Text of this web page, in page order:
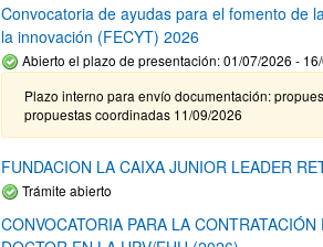
Convocatoria de ayudas para el fomento de
la innovación (FECYT) 2026
Abierto el plazo de presentación: 01/07/2026 -
Plazo interno para envío documentación:
propuestas coordinadas 11/09/2026
FUNDACION LA CAIXA JUNIOR LEADER
Trámite abierto
CONVOCATORIA PARA LA